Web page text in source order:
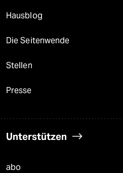
Hausblog
Die Seitenwende
Stellen
Presse
Unterstützen
abo